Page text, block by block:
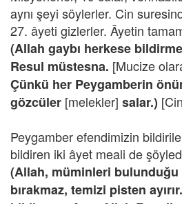
aynı şeyi söylerler. Cin
27. âyeti gizlerler. Âyetin
(Allah gaybı herkese
Resul müstesna. [Mucize
Çünkü her Peygamberin
gözcüler [melekler] salar.)
Peygamber efendimizin
bildiren iki âyet meali de
(Allah, müminleri
bırakmaz, temizi pisten